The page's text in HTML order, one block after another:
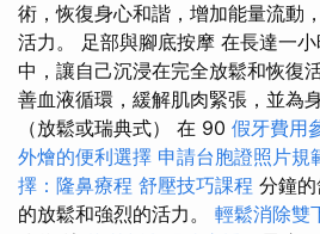
術，恢復身心和諧，增加能量流動
活力。 足部與腳底按摩 在長達一
中，讓自己沉浸在完全放鬆和恢復
善血液循環，緩解肌肉緊張，並為
（放鬆或瑞典式） 在 90 假牙費用
外燴的便利選擇 申請台胞證照片規
擇：隆鼻療程 舒壓技巧課程 分鐘
的放鬆和強烈的活力。 輕鬆消除雙